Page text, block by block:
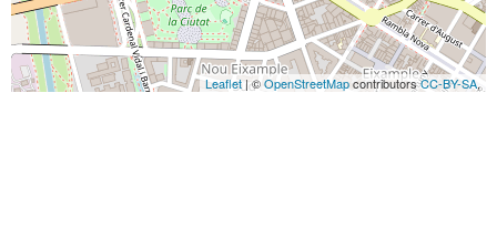
Leaflet| ©OpenStreetMapcontributorsCC-BY-SA,